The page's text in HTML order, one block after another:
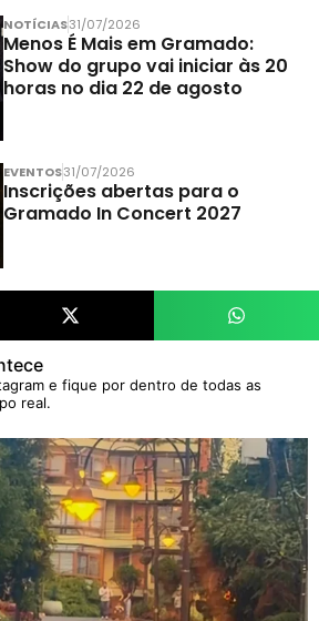
NOTÍCIAS31/07/2026
Menos É Mais em Gramado:
Show do grupo vai iniciar às 20
horas no dia 22 de agosto
EVENTOS31/07/2026
Inscrições abertas para o
Gramado In Concert 2027
e fique por dentro de todas as
real.